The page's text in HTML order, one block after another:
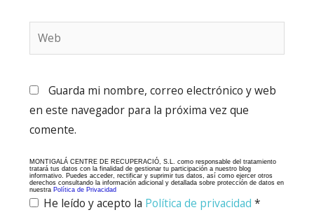
Web
Guarda mi nombre, correo electrónico y web
en este navegador para la próxima vez que
comente.
MONTIGALÁ CENTRE DE RECUPERACIÓ, S.L. como responsable del tratamiento
tratará tus datos con la finalidad de gestionar tu participación a nuestro blog
informativo. Puedes acceder, rectificar y suprimir tus datos, así como ejercer otros
derechos consultando la información adicional y detallada sobre protección de datos en
nuestra Política de Privacidad
He leído y acepto la Política de privacidad *